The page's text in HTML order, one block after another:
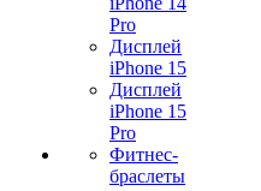
Pro
Дисплей
iPhone 15
Дисплей
iPhone 15
Pro
Фитнес-
браслеты